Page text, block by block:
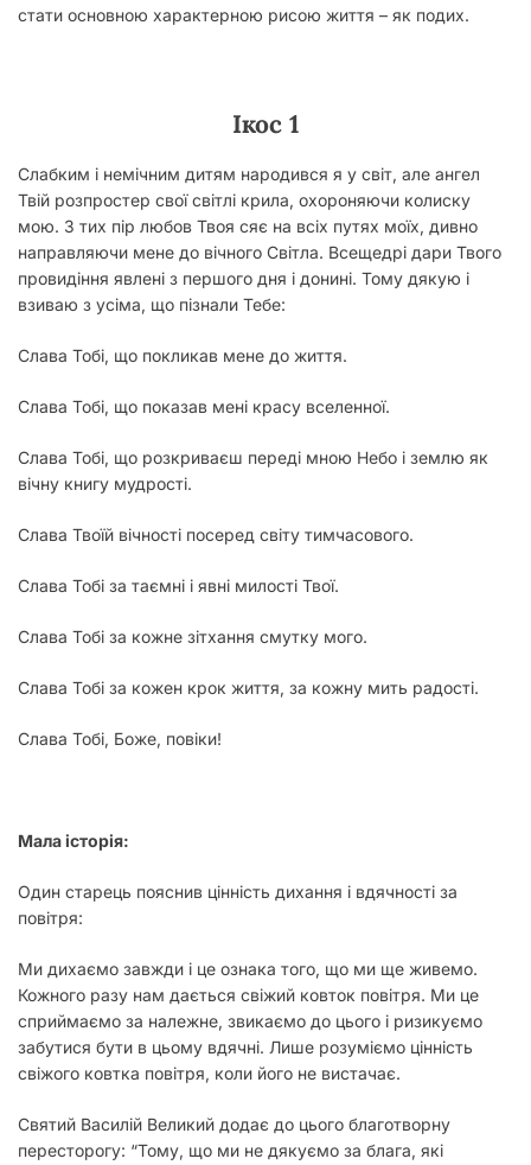
стати основною характерною рисою життя – як подих.
Ікос 1
Слабким і немічним дитям народився я у світ, але ангел
Твій розпростер свої світлі крила, охороняючи колиску
мою. З тих пір любов Твоя сяє на всіх путях моїх, дивно
направляючи мене до вічного Світла. Всещедрі дари Твого
прови­діння явлені з першого дня і донині. Тому дя­кую і
взиваю з усіма, що пізнали Тебе:
Слава Тобі, що покликав мене до життя.
Слава Тобі, що показав мені красу вселенної.
Слава Тобі, що розкриваєш переді мною Небо і землю як
вічну книгу мудрості.
Слава Твоїй вічності посеред світу тимчасового.
Слава Тобі за таємні і явні милості Твої.
Слава Тобі за кожне зітхання смутку мого.
Слава Тобі за кожен крок життя, за кожну мить радості.
Слава Тобі, Боже, повіки!
Мала історія:
Один старець пояснив цінність дихання і вдячності за
повітря:
Ми дихаємо завжди і це ознака того, що ми ще живемо.
Кожного разу нам дається свіжий ковток повітря. Ми це
сприймаємо за належне, звикаємо до цього і ризикуємо
забутися бути в цьому вдячні. Лише розуміємо цінність
свіжого ковтка повітря, коли його не вистачає.
Святий Василій Великий додає до цього благотворну
пересторогу: “Тому, що ми не дякуємо за блага, які